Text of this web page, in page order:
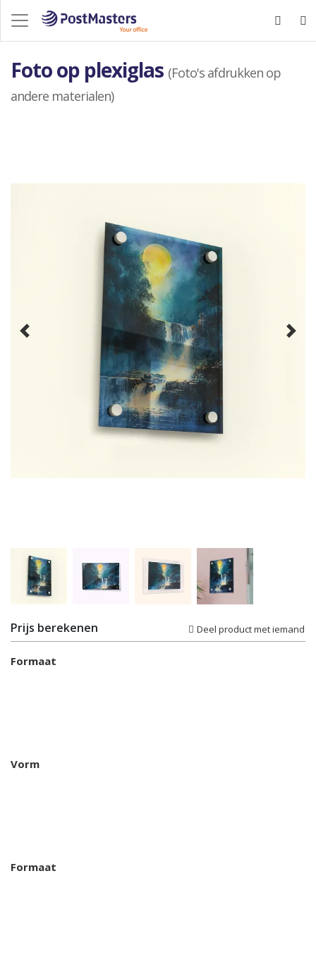
Foto op plexiglas (Foto's afdrukken op
andere materialen)
Prijs berekenen Deel product met iemand
Formaat
Vorm
Formaat